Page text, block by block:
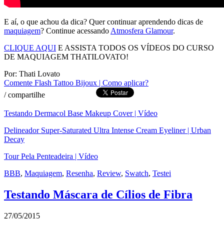
E aí, o que achou da dica? Quer continuar aprendendo dicas de
maquiagem? Continue acessandoAtmosfera Glamour.
CLIQUE AQUI E ASSISTA TODOS OS VÍDEOS DO CURSO
DE MAQUIAGEM THATILOVATO!
Por: Thati Lovato
Comente Flash Tattoo Bijoux | Como aplicar?
/compartilhe
Testando Dermacol Base Makeup Cover | Vídeo
Delineador Super-Saturated Ultra Intense Cream Eyeliner | Urban
Decay
Tour Pela Penteadeira | Vídeo
BBB, Maquiagem, Resenha, Review, Swatch, Testei
Testando Máscara de Cílios de Fibra
27/05/2015